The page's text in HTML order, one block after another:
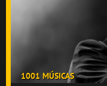
1001 MÚSICAS